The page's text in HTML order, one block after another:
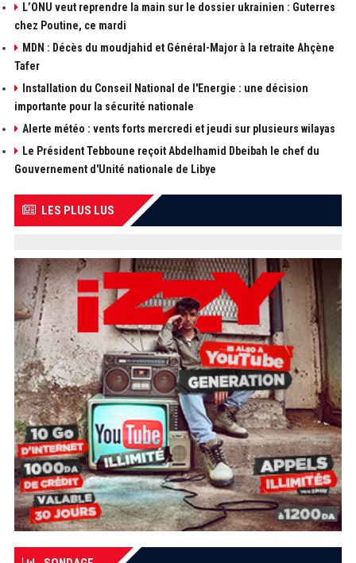
L’ONU veut reprendre la main sur le dossier ukrainien : Guterres
chez Poutine, ce mardi
MDN : Décès du moudjahid et Général-Major à la retraite Ahçène
Tafer
Installation du Conseil National de l'Energie : une décision
importante pour la sécurité nationale
Alerte météo : vents forts mercredi et jeudi sur plusieurs wilayas
Le Président Tebboune reçoit Abdelhamid Dbeibah le chef du
Gouvernement d'Unité nationale de Libye
LES PLUS LUS